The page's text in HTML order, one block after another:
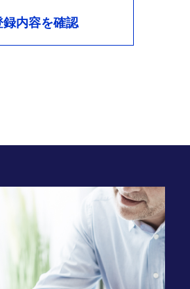
よび登録などができない
だくこととなります。
トの運営について
を特定、識別すること
定を変更することによ
用を拒否することができ
一部または全部のサービ
くなることがあります。